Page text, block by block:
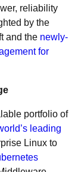
reliability
by the
and the newly-
for
portfolio of
leading
Linux to